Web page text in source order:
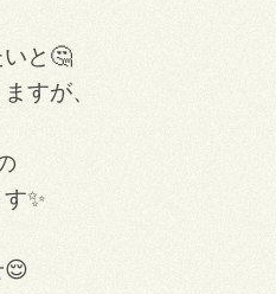
と🤔
すが、
✨
😌